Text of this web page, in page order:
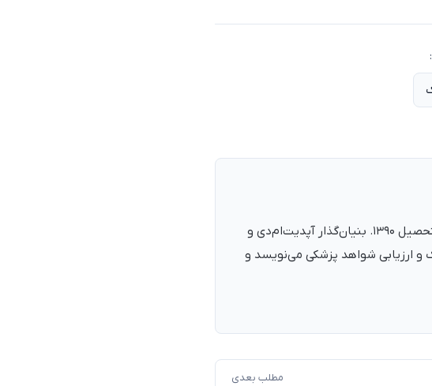
دکتر علی‌اصغر هنرمند، پزشک با شمارهٔ نظام پزشکی ۱۳۵۴۰۵، فارغ‌التحصیل ۱۳۹۰. بنیان‌گذار آپدیت‌ام‌دی و
و ارزیابی شواهد پزشکی می‌نویسد و
مطلب بعدی